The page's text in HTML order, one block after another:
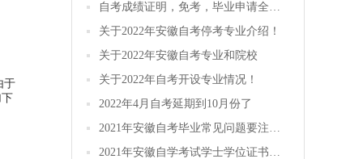
于
自考成绩证明，免考，毕业申请全都可以在网上办理了！
关于2022年安徽自考停考专业介绍！
关于2022年安徽自考专业和院校
关于2022年自考开设专业情况！
2022年4月自考延期到10月份了
2021年安徽自考毕业常见问题要注意的有哪些？
2021年安徽自学考试学士学位证书如何领取？